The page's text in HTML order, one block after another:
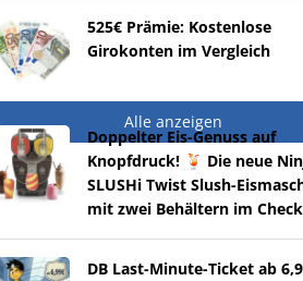
525€ Prämie: Kostenlose
Girokonten im Vergleich
Alle anzeigen
Doppelter Eis-Genuss auf
Knopfdruck! 🍹 Die neue
SLUSHi Twist Slush-
mit zwei Behältern im
DB Last-Minute-Ticket ab